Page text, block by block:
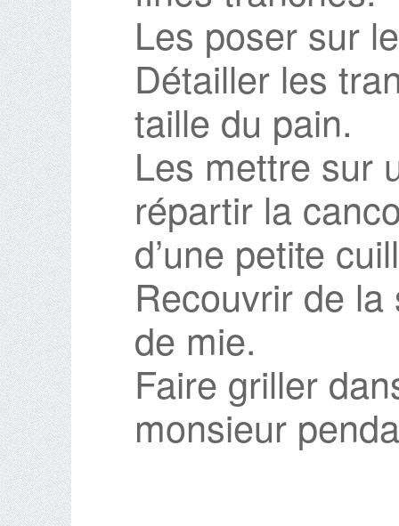
Les poser sur
Détailler les
taille du pain.
Les mettre sur
répartir la
d’une petite
Recouvrir de
de mie.
Faire griller
monsieur